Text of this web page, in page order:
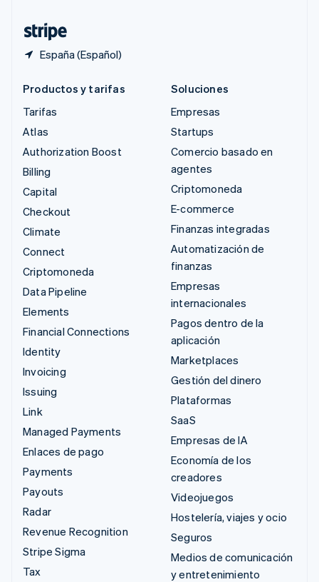
España (Español)
Productos y tarifas
Tarifas
Atlas
Authorization Boost
Billing
Capital
Checkout
Climate
Connect
Criptomoneda
Data Pipeline
Elements
Financial Connections
Identity
Invoicing
Issuing
Link
Managed Payments
Enlaces de pago
Payments
Payouts
Radar
Revenue Recognition
Stripe Sigma
Tax
Soluciones
Empresas
Startups
Comercio basado en
agentes
Criptomoneda
E-commerce
Finanzas integradas
Automatización de
finanzas
Empresas
internacionales
Pagos dentro de la
aplicación
Marketplaces
Gestión del dinero
Plataformas
SaaS
Empresas de IA
Economía de los
creadores
Videojuegos
Hostelería, viajes y ocio
Seguros
Medios de comunicación
y entretenimiento